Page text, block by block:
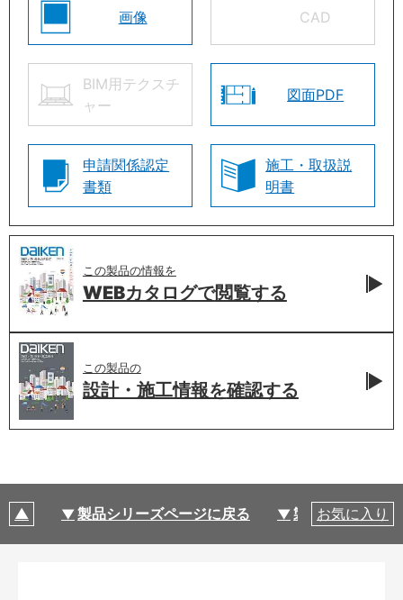
画像 CAD
BIM用テクスチ
ャー
図面PDF
申請関係認定
書類
施工・取扱説
明書
この製品の情報を
WEBカタログで閲覧する
この製品の
設計・施工情報を確認する
製品シリーズページに戻る 製品仕様
お気に入り